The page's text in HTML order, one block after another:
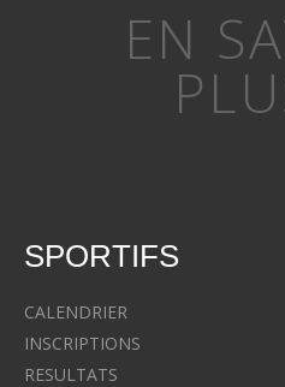
EN
SPORTIFS
CALENDRIER
INSCRIPTIONS
RESULTATS